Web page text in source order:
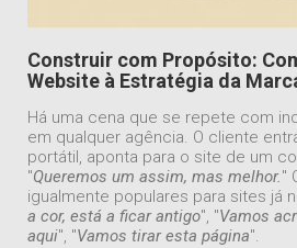
Construir com Propósito:
Website à Estratégia da
Há uma cena que se repete com
em qualquer agência. O cliente
portátil, aponta para o site de um
"Queremos um assim, mas melhor."
igualmente populares para sites já
a cor, está a ficar antigo", "Vamos
aqui", "Vamos tirar esta página".